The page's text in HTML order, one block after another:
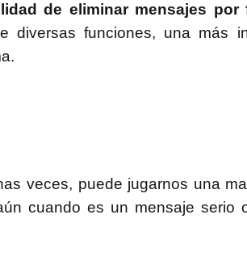
de eliminar mensajes por
diversas funciones, una más
veces, puede jugarnos una
cuando es un mensaje